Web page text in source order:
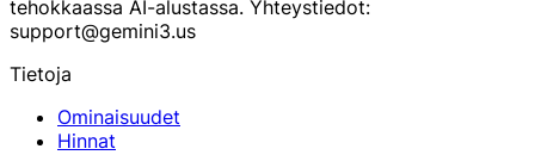
tehokkaassa AI-alustassa. Yhteystiedot:
support@gemini3.us
Tietoja
Ominaisuudet
Hinnat